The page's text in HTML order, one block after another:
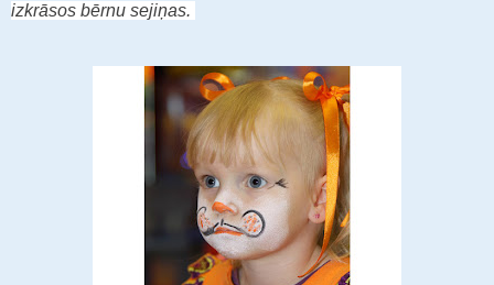
izkrāsos bērnu sejiņas.